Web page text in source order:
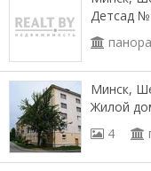
Детсад
Минск,
Жилой
4